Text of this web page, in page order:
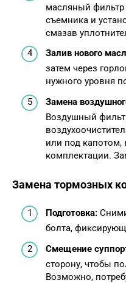
масляный
съемника и
смазав
Залив нового
затем через
нужного уровня
Замена
Воздушный
или под капотом,
комплектации.
Замена тормозных
Подготовка:
болта,
Смещение
сторону, чтобы
Возможно,